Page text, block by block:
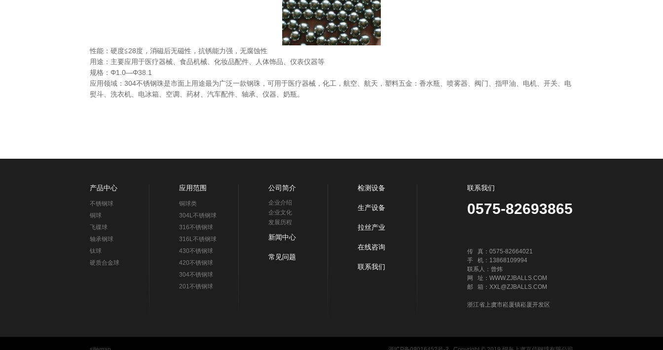
性能：硬度≦28度，消磁后无磁性，抗锈能力强，无腐蚀性
用途：主要应用于医疗器械、食品机械、化妆品配件、人体饰品、仪表仪器等
规格：Φ1.0—Φ38.1
应用领域：304不锈钢珠是市面上用途最为广泛一款钢珠，可用于医疗器械，化工，航空、航天，塑料五金：香水瓶、喷雾器、阀门、指甲油、电机、开关、电
熨斗、洗衣机、电冰箱、空调、药材、汽车配件、轴承、仪器、奶瓶。
产品中心
不锈钢球
铜球
飞碟球
轴承钢球
钛球
硬质合金球
应用范围
铜球类
304L不锈钢球
316不锈钢球
316L不锈钢球
430不锈钢球
420不锈钢球
304不锈钢球
201不锈钢球
公司简介
企业介绍
企业文化
发展历程
新闻中心
常见问题
检测设备
生产设备
拉丝产业
在线咨询
联系我们
联系我们
0575-82693865
传 真：0575-82664021
手 机：13868109994
联系人：曾炜
网 址：WWW.ZJBALLS.COM
邮 箱：XXL@ZJBALLS.COM
浙江省上虞市崧厦镇崧厦开发区